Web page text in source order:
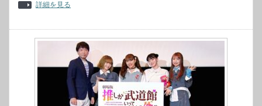
詳細を見る